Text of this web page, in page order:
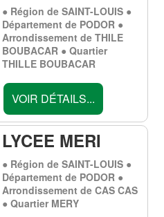
● Région de SAINT-LOUIS ●
Département de PODOR ●
Arrondissement de THILE
BOUBACAR ● Quartier
THILLE BOUBACAR
VOIR DÉTAILS...
LYCEE MERI
● Région de SAINT-LOUIS ●
Département de PODOR ●
Arrondissement de CAS CAS
● Quartier MERY